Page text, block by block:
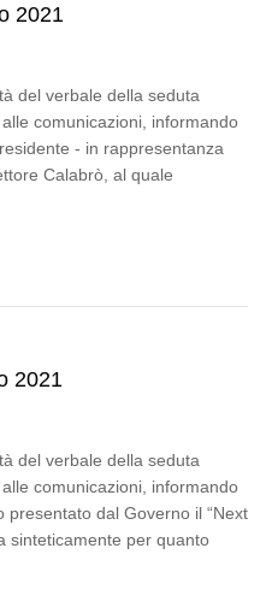
2021
del verbale della seduta
comunicazioni, informando
- in rappresentanza
Calabrò, al quale
2021
del verbale della seduta
comunicazioni, informando
dal Governo il “Next
sinteticamente per quanto